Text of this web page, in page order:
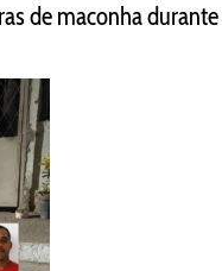
de maconha durante